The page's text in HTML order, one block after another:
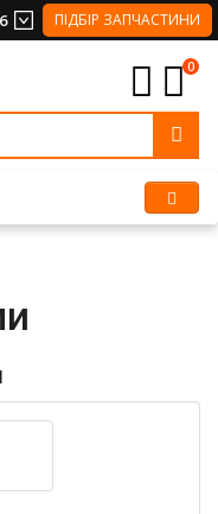
ПІДБІР ЗАПЧАСТИНИ
0